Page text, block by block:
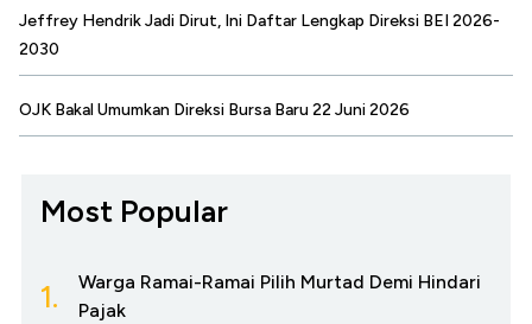
Jeffrey Hendrik Jadi Dirut, Ini Daftar Lengkap Direksi BEI 2026-
2030
OJK Bakal Umumkan Direksi Bursa Baru 22 Juni 2026
Most Popular
1.
Warga Ramai-Ramai Pilih Murtad Demi Hindari
Pajak